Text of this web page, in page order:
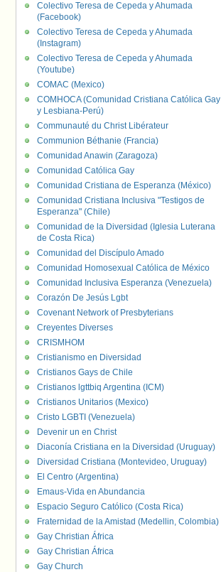
Colectivo Teresa de Cepeda y Ahumada
(Facebook)
Colectivo Teresa de Cepeda y Ahumada
(Instagram)
Colectivo Teresa de Cepeda y Ahumada
(Youtube)
COMAC (Mexico)
COMHOCA (Comunidad Cristiana Católica Gay
y Lesbiana-Perú)
Communauté du Christ Libérateur
Communion Béthanie (Francia)
Comunidad Anawin (Zaragoza)
Comunidad Católica Gay
Comunidad Cristiana de Esperanza (México)
Comunidad Cristiana Inclusiva "Testigos de
Esperanza" (Chile)
Comunidad de la Diversidad (Iglesia Luterana
de Costa Rica)
Comunidad del Discípulo Amado
Comunidad Homosexual Católica de México
Comunidad Inclusiva Esperanza (Venezuela)
Corazón De Jesús Lgbt
Covenant Network of Presbyterians
Creyentes Diverses
CRISMHOM
Cristianismo en Diversidad
Cristianos Gays de Chile
Cristianos lgttbiq Argentina (ICM)
Cristianos Unitarios (Mexico)
Cristo LGBTI (Venezuela)
Devenir un en Christ
Diaconía Cristiana en la Diversidad (Uruguay)
Diversidad Cristiana (Montevideo, Uruguay)
El Centro (Argentina)
Emaus-Vida en Abundancia
Espacio Seguro Católico (Costa Rica)
Fraternidad de la Amistad (Medellin, Colombia)
Gay Christian África
Gay Christian África
Gay Church